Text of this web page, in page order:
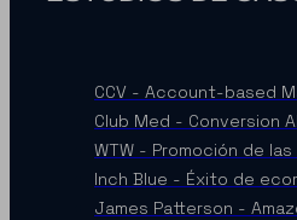
CCV - Account-based
Club Med - Conversion
WTW - Promoción de
Inch Blue - Éxito de
James Patterson -